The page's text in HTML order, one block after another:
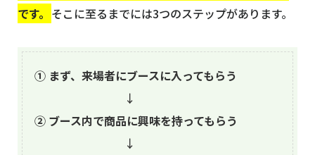
です。 そこに至るまでには3つのステップがあります。
① まず、来場者にブースに入ってもらう
↓
② ブース内で商品に興味を持ってもらう
↓